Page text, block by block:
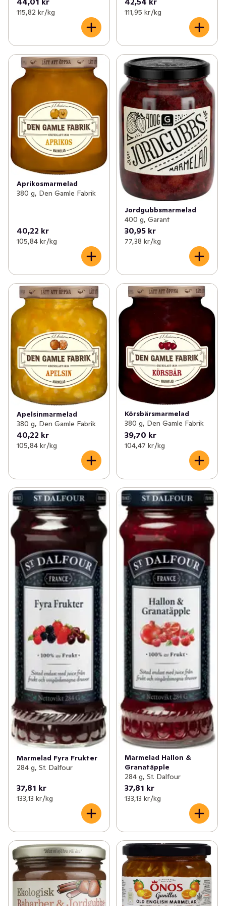
115,82 kr /kg 111,95 kr /kg
Aprikosmarmelad
380 g, Den Gamle Fabrik
40,22 kr
105,84 kr /kg
Jordgubbsmarmelad
400 g, Garant
30,95 kr
77,38 kr /kg
Apelsinmarmelad
380 g, Den Gamle Fabrik
40,22 kr
105,84 kr /kg
Körsbärsmarmelad
380 g, Den Gamle Fabrik
39,70 kr
104,47 kr /kg
Marmelad Fyra Frukter
284 g, St. Dalfour
37,81 kr
133,13 kr /kg
Marmelad Hallon &
Granatäpple
284 g, St. Dalfour
37,81 kr
133,13 kr /kg